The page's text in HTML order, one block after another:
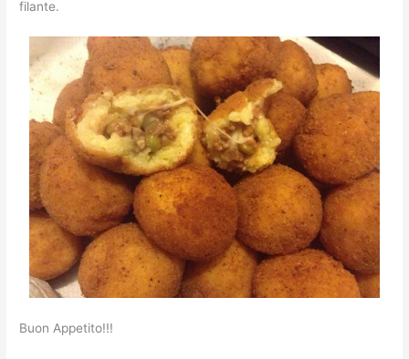
filante.
Buon Appetito!!!